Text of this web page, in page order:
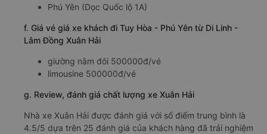
Phú Yên (Dọc Quốc lộ 1A)
f. Giá vé giá xe khách đi Tuy Hòa - Phú Yên từ Di Linh -
Lâm Đồng Xuân Hải
giường nằm đôi 500000đ/vé
limousine 500000đ/vé
g. Review, đánh giá chất lượng xe Xuân Hải
Nhà xe Xuân Hải được đánh giá với số điểm trung bình là
4.5/5 dựa trên 25 đánh giá của khách hàng đã trải nghiệm